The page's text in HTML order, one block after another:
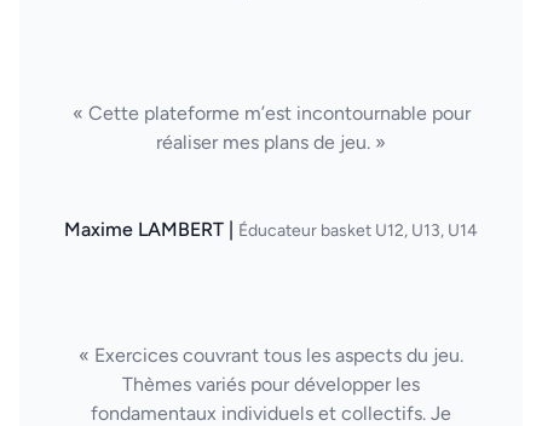
« Cette plateforme m’est incontournable pour
réaliser mes plans de jeu. »
Maxime LAMBERT | Éducateur basket U12, U13, U14
« Exercices couvrant tous les aspects du jeu.
Thèmes variés pour développer les
fondamentaux individuels et collectifs. Je